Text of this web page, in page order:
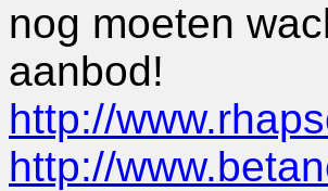
nog moeten
aanbod!
http://
http://